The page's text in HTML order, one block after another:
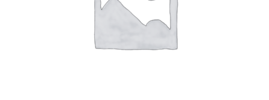
SHTOJE NË SHPORTË